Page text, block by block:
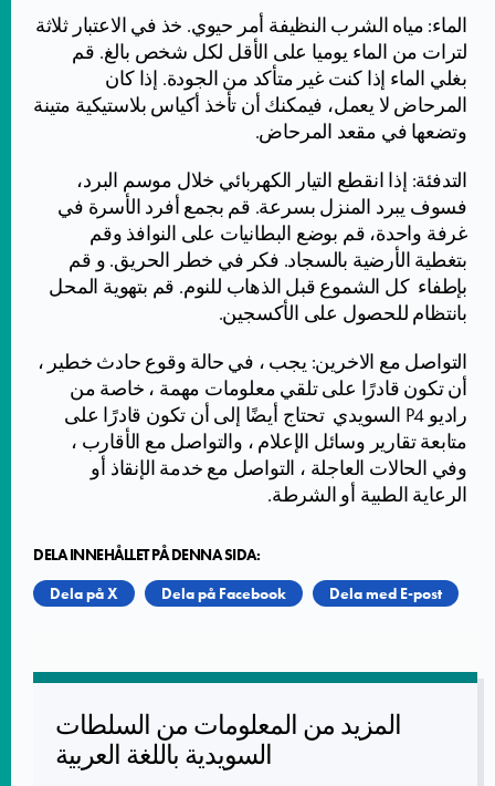
الماء: مياه الشرب النظيفة أمر حيوي. خذ في الاعتبار ثلاثة
لترات من الماء يوميا على الأقل لكل شخص بالغ. قم
بغلي الماء إذا كنت غير متأكد من الجودة. إذا كان
المرحاض لا يعمل، فيمكنك أن تأخذ أكياس بلاستيكية متينة
وتضعها في مقعد المرحاض.
التدفئة: إذا انقطع التيار الكهربائي خلال موسم البرد،
فسوف يبرد المنزل بسرعة. قم بجمع أفرد الأسرة في
غرفة واحدة، قم بوضع البطانيات على النوافذ وقم
بتغطية الأرضية بالسجاد. فكر في خطر الحريق. و قم
بإطفاء كل الشموع قبل الذهاب للنوم. قم بتهوية المحل
بانتظام للحصول على الأكسجين.
التواصل مع الاخرين: يجب ، في حالة وقوع حادث خطير ،
أن تكون قادرًا على تلقي معلومات مهمة ، خاصة من
راديو P4 السويدي تحتاج أيضًا إلى أن تكون قادرًا على
متابعة تقارير وسائل الإعلام ، والتواصل مع الأقارب ،
وفي الحالات العاجلة ، التواصل مع خدمة الإنقاذ أو
الرعاية الطبية أو الشرطة.
DELA INNEHÅLLET PÅ DENNA SIDA:
Dela på X
Dela på Facebook Dela med E-post
المزيد من المعلومات من السلطات
السويدية باللغة العربية